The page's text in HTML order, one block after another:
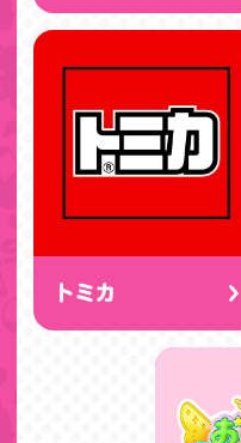
トミカ